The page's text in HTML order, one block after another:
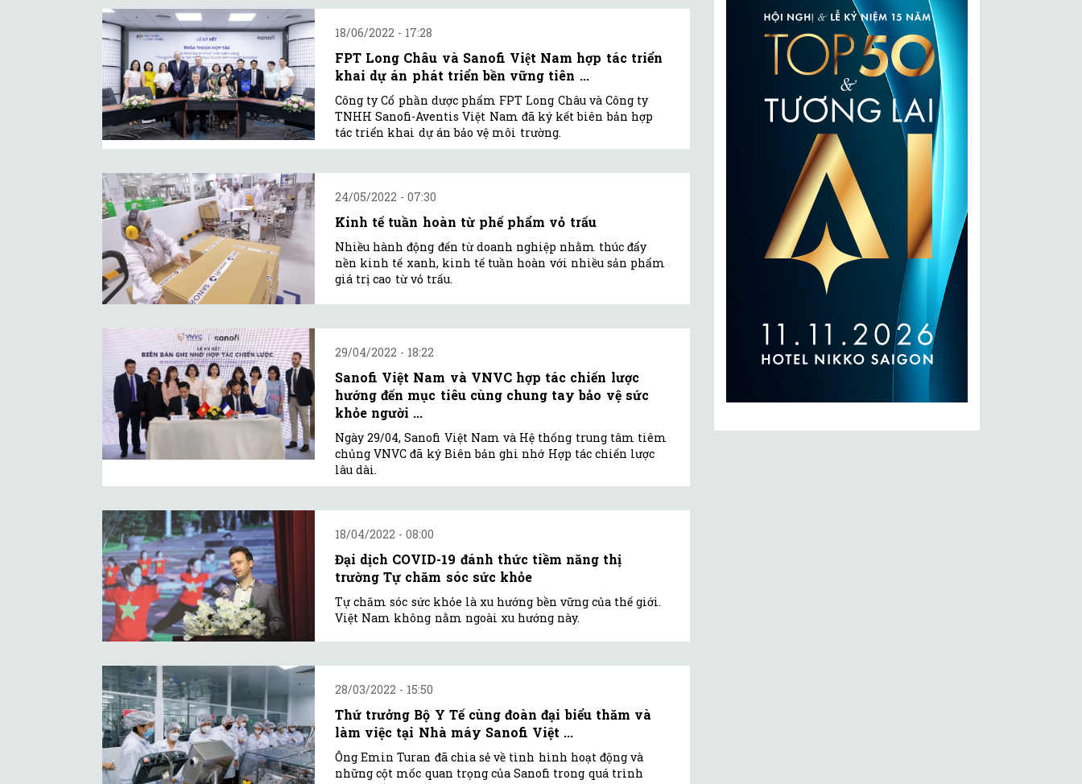
18/06/2022 - 17:28
FPT Long Châu và Sanofi Việt Nam hợp tác triển
khai dự án phát triển bền vững tiên ...
Công ty Cổ phần dược phẩm FPT Long Châu và Công ty
TNHH Sanofi-Aventis Việt Nam đã ký kết biên bản hợp
tác triển khai dự án bảo vệ môi trường.
24/05/2022 - 07:30
Kinh tế tuần hoàn từ phế phẩm vỏ trấu
Nhiều hành động đến từ doanh nghiệp nhằm thúc đẩy
nền kinh tế xanh, kinh tế tuần hoàn với nhiều sản phẩm
giá trị cao từ vỏ trấu.
29/04/2022 - 18:22
Sanofi Việt Nam và VNVC hợp tác chiến lược
hướng đến mục tiêu cùng chung tay bảo vệ sức
khỏe người ...
Ngày 29/04, Sanofi Việt Nam và Hệ thống trung tâm tiêm
chủng VNVC đã ký Biên bản ghi nhớ Hợp tác chiến lược
lâu dài.
18/04/2022 - 08:00
Đại dịch COVID-19 đánh thức tiềm năng thị
trường Tự chăm sóc sức khỏe
Tự chăm sóc sức khỏe là xu hướng bền vững của thế giới.
Việt Nam không nằm ngoài xu hướng này.
28/03/2022 - 15:50
Thứ trưởng Bộ Y Tế cùng đoàn đại biểu thăm và
làm việc tại Nhà máy Sanofi Việt ...
Ông Emin Turan đã chia sẻ về tình hình hoạt động và
những cột mốc quan trọng của Sanofi trong quá trình